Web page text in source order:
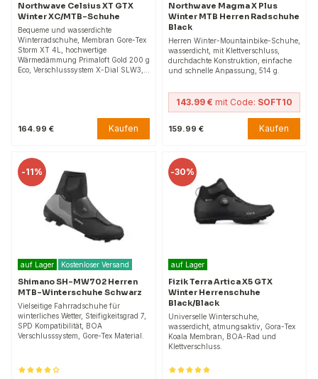
Northwave Celsius XT GTX
Winter XC/MTB-Schuhe
Bequeme und wasserdichte
Winterradschuhe, Membran Gore-Tex
Storm XT 4L, hochwertige
Wärmedämmung Primaloft Gold 200 g
Eco, Verschlusssystem X-Dial SLW3,…
164.99 € Kaufen
Northwave Magma X Plus
Winter MTB Herren Radschuhe
Black
Herren Winter-Mountainbike-Schuhe,
wasserdicht, mit Klettverschluss,
durchdachte Konstruktion, einfache
und schnelle Anpassung, 514 g.
143.99 € mit Code: SOFT10
159.99 € Kaufen
-11%
auf Lager Kostenloser Versand
Shimano SH-MW702 Herren
MTB-Winterschuhe Schwarz
Vielseitige Fahrradschuhe für
winterliches Wetter, Steifigkeitsgrad 7,
SPD Kompatibilität, BOA
Verschlusssystem, Gore-Tex Material.
-30%
auf Lager
Fizik Terra Artica X5 GTX
Winter Herrenschuhe
Black/Black
Universelle Winterschuhe,
wasserdicht, atmungsaktiv, Gora-Tex
Koala Membran, BOA-Rad und
Klettverschluss.